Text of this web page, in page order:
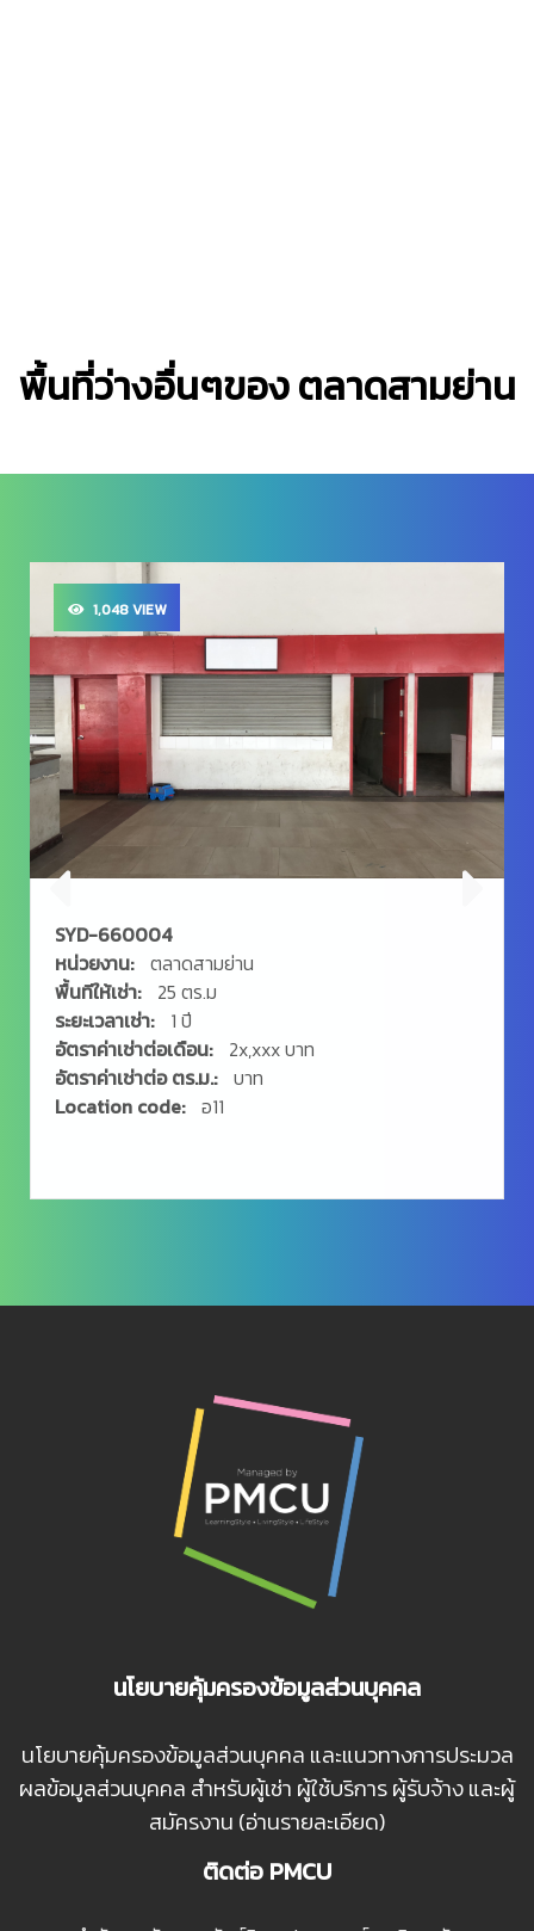
พื้นที่ว่างอื่นๆของ ตลาดสามย่าน
1,048 VIEW
SYD-660004
หน่วยงาน: ตลาดสามย่าน
พื้นทีให้เช่า:
25 ตร.ม
ระยะเวลาเช่า:
1 ปี
อัตราค่าเช่าต่อเดือน:
2x,xxx บาท
อัตราค่าเช่าต่อ ตร.ม.: บาท
Location code: อ11
นโยบายคุ้มครองข้อมูลส่วนบุคคล
นโยบายคุ้มครองข้อมูลส่วนบุคคล และแนวทางการประมวล
ผลข้อมูลส่วนบุคคล สำหรับผู้เช่า ผู้ใช้บริการ ผู้รับจ้าง และผู้
สมัครงาน (อ่านรายละเอียด)
ติดต่อ PMCU